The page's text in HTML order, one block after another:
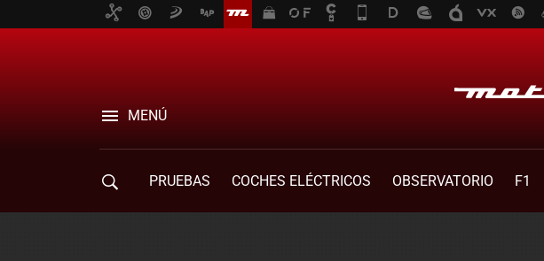
MENÚ
PRUEBAS COCHES ELÉCTRICOS OBSERVATORIO F1